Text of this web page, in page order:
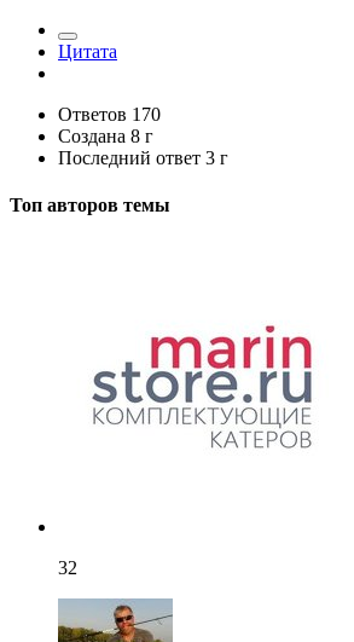
Цитата
Ответов 170
Создана 8 г
Последний ответ 3 г
Топ авторов темы
32